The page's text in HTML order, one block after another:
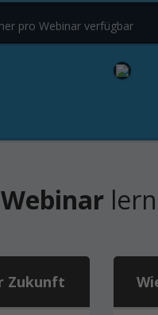
pro Webinar verfügbar
Zukunft